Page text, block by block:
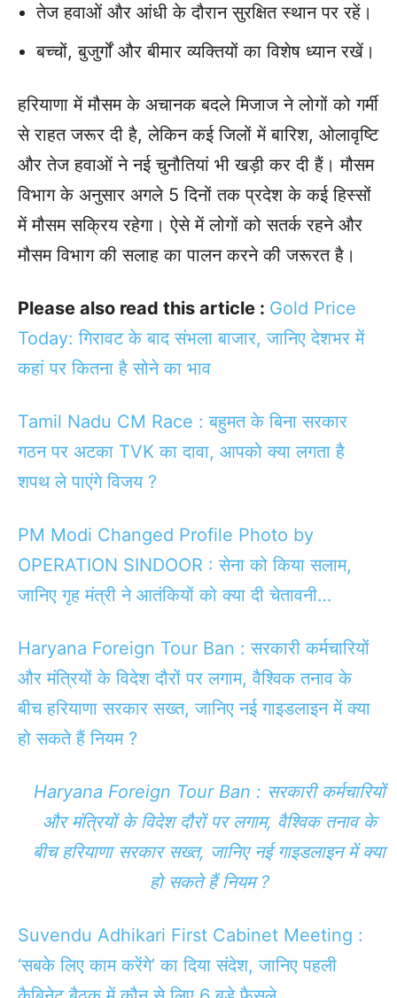
तेज हवाओं और आंधी के दौरान सुरक्षित स्थान पर रहें।
बच्चों, बुजुर्गों और बीमार व्यक्तियों का विशेष ध्यान रखें।
हरियाणा में मौसम के अचानक बदले मिजाज ने लोगों को गर्मी
से राहत जरूर दी है, लेकिन कई जिलों में बारिश, ओलावृष्टि
और तेज हवाओं ने नई चुनौतियां भी खड़ी कर दी हैं। मौसम
विभाग के अनुसार अगले 5 दिनों तक प्रदेश के कई हिस्सों
में मौसम सक्रिय रहेगा। ऐसे में लोगों को सतर्क रहने और
मौसम विभाग की सलाह का पालन करने की जरूरत है।
Please also read this article : Gold Price
Today: गिरावट के बाद संभला बाजार, जानिए देशभर में
कहां पर कितना है सोने का भाव
Tamil Nadu CM Race : बहुमत के बिना सरकार
गठन पर अटका TVK का दावा, आपको क्या लगता है
शपथ ले पाएंगे विजय ?
PM Modi Changed Profile Photo by
OPERATION SINDOOR : सेना को किया सलाम,
जानिए गृह मंत्री ने आतंकियों को क्या दी चेतावनी…
Haryana Foreign Tour Ban : सरकारी कर्मचारियों
और मंत्रियों के विदेश दौरों पर लगाम, वैश्विक तनाव के
बीच हरियाणा सरकार सख्त, जानिए नई गाइडलाइन में क्या
हो सकते हैं नियम ?
Haryana Foreign Tour Ban : सरकारी कर्मचारियों
और मंत्रियों के विदेश दौरों पर लगाम, वैश्विक तनाव के
बीच हरियाणा सरकार सख्त, जानिए नई गाइडलाइन में क्या
हो सकते हैं नियम ?
Suvendu Adhikari First Cabinet Meeting :
‘सबके लिए काम करेंगे’ का दिया संदेश, जानिए पहली